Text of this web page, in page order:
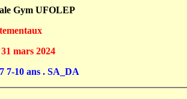
Gym UFOLEP
mars 2024
10 ans . SA_DA